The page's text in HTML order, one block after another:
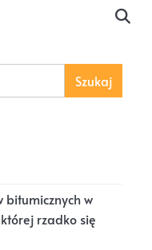
Szukaj
bitumicznych w
rzadko się